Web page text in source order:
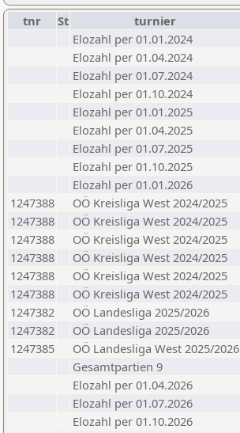
tnr St turnier
Elozahl per 01.01.2024
Elozahl per 01.04.2024
Elozahl per 01.07.2024
Elozahl per 01.10.2024
Elozahl per 01.01.2025
Elozahl per 01.04.2025
Elozahl per 01.07.2025
Elozahl per 01.10.2025
Elozahl per 01.01.2026
1247388
OÖ Kreisliga West 2024/2025
1247388
OÖ Kreisliga West 2024/2025
1247388
OÖ Kreisliga West 2024/2025
1247388
OÖ Kreisliga West 2024/2025
1247388
OÖ Kreisliga West 2024/2025
1247388
OÖ Kreisliga West 2024/2025
1247382
OÖ Landesliga 2025/2026
1247382
OÖ Landesliga 2025/2026
1247385
OÖ Landesliga West 2025/2026
Gesamtpartien 9
Elozahl per 01.04.2026
Elozahl per 01.07.2026
Elozahl per 01.10.2026